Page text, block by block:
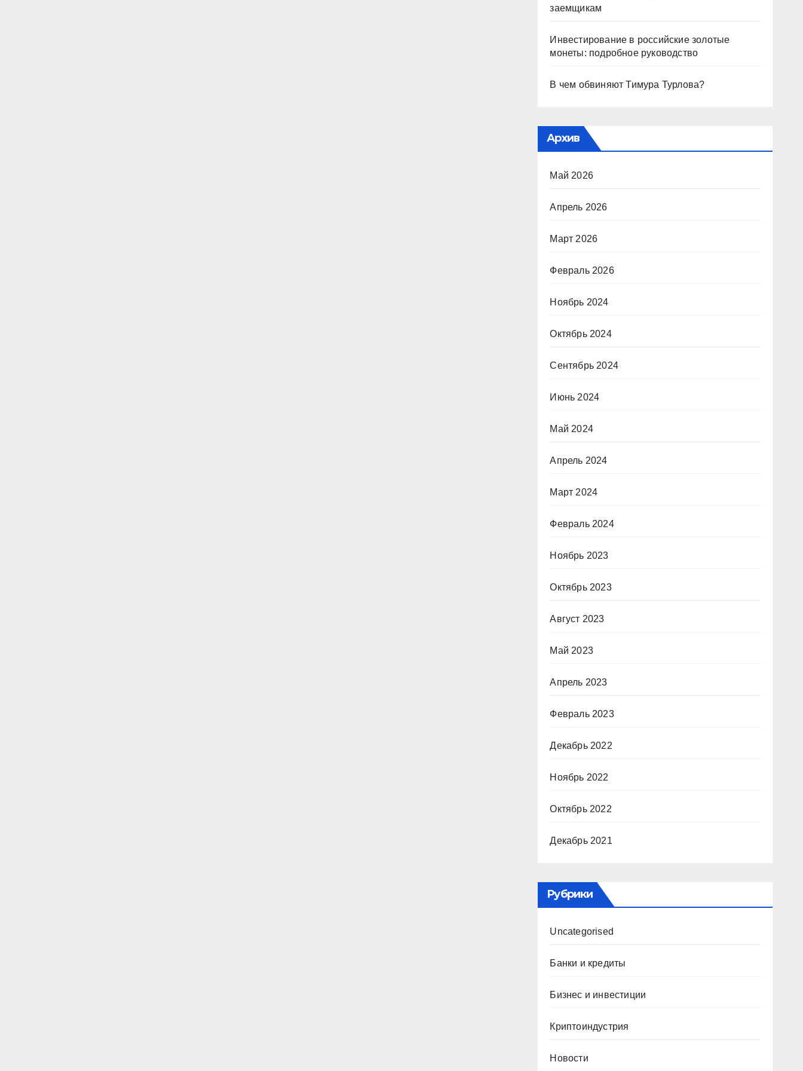
заемщикам
Инвестирование в российские золотые
монеты: подробное руководство
В чем обвиняют Тимура Турлова?
Архив
Май 2026
Апрель 2026
Март 2026
Февраль 2026
Ноябрь 2024
Октябрь 2024
Сентябрь 2024
Июнь 2024
Май 2024
Апрель 2024
Март 2024
Февраль 2024
Ноябрь 2023
Октябрь 2023
Август 2023
Май 2023
Апрель 2023
Февраль 2023
Декабрь 2022
Ноябрь 2022
Октябрь 2022
Декабрь 2021
Рубрики
Uncategorised
Банки и кредиты
Бизнес и инвестиции
Криптоиндустрия
Новости